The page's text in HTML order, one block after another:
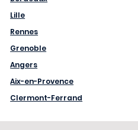
Lille
Rennes
Grenoble
Angers
Aix-en-Provence
Clermont-Ferrand